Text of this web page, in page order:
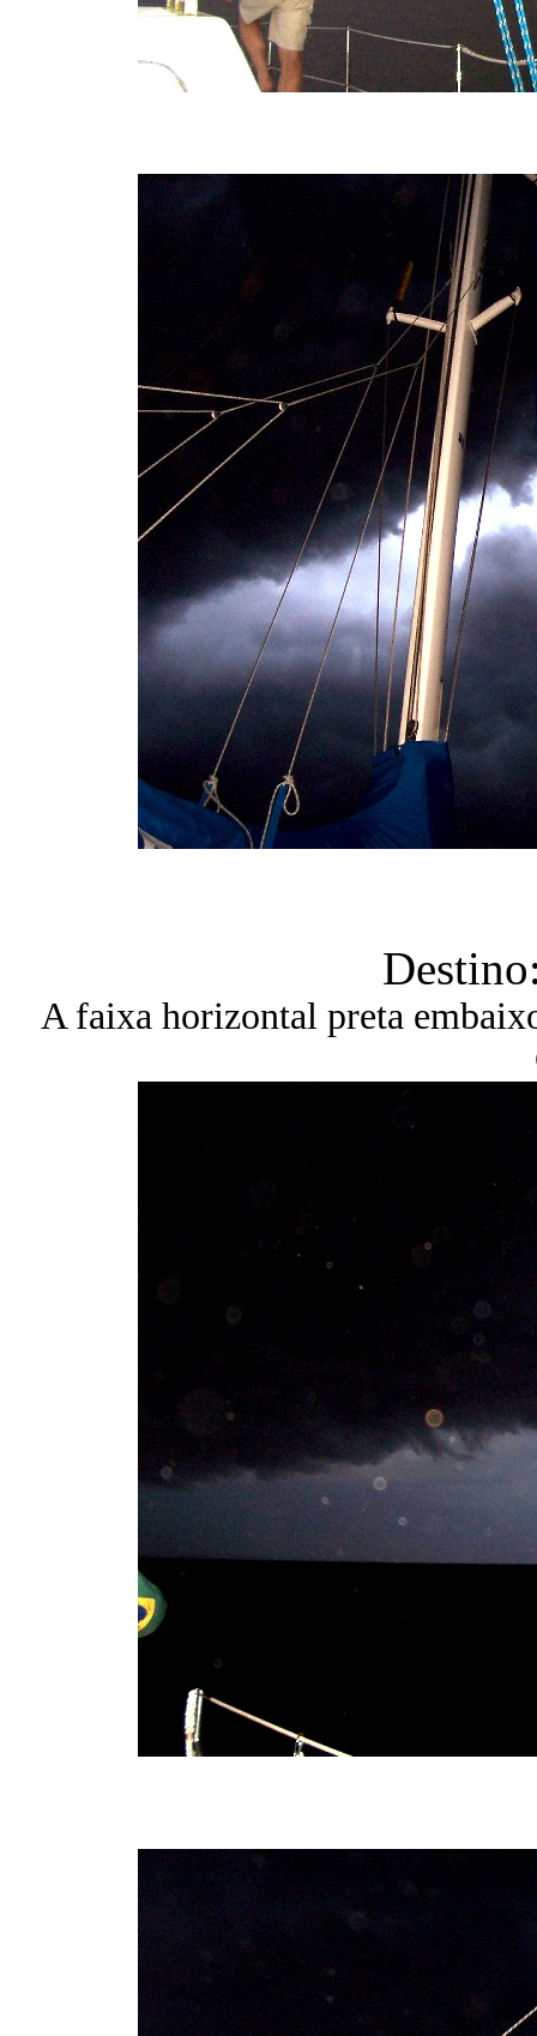
A faixa horizontal preta